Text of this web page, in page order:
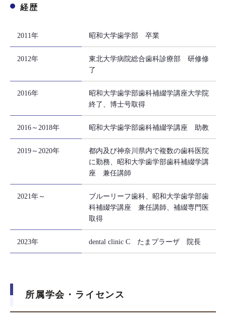
経歴
2011年 昭和大学歯学部 卒業
2012年
東北大学病院総合歯科診療部 研修修
了
2016年
昭和大学歯学部歯科補綴学講座大学院
終了、博士号取得
2016～2018年 昭和大学歯学部歯科補綴学講座 助教
2019～2020年
都内及び神奈川県内で複数の歯科医院
に勤務、昭和大学歯学部歯科補綴学講
座 兼任講師
2021年～
ブルーリーフ歯科、昭和大学歯学部歯
科補綴学講座 兼任講師、補綴専門医
取得
2023年 dental clinic C たまプラーザ 院長
所属学会・ライセンス